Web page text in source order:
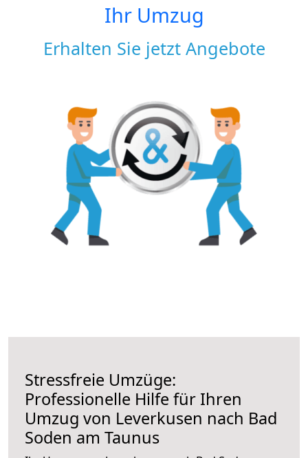
Ihr Umzug
Erhalten Sie jetzt Angebote
Stressfreie Umzüge:
Professionelle Hilfe für Ihren
Umzug von Leverkusen nach Bad
Soden am Taunus